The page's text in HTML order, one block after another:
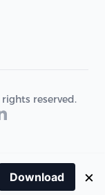
reserved.
Download ×